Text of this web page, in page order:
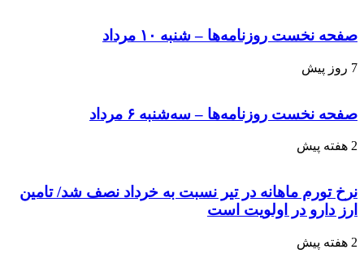
صفحه نخست روزنامه‌ها – شنبه ۱۰ مرداد
7 روز پیش
صفحه نخست روزنامه‌ها – سه‌شنبه ۶ مرداد
2 هفته پیش
نرخ تورم ماهانه در تیر نسبت به خرداد نصف شد/ تامین
ارز دارو در اولویت است
2 هفته پیش